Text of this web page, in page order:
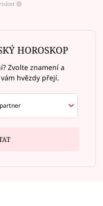
⑱
HOROSKOP
Zvolte znamení a
hvězdy přejí.